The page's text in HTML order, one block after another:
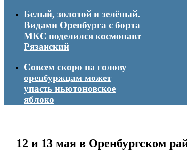
Белый, золотой и зелёный.
Видами Оренбурга с борта
МКС поделился космонавт
Рязанский
Совсем скоро на голову
оренбуржцам может
упасть ньютоновское
яблоко
12 и 13 мая в Оренбургском